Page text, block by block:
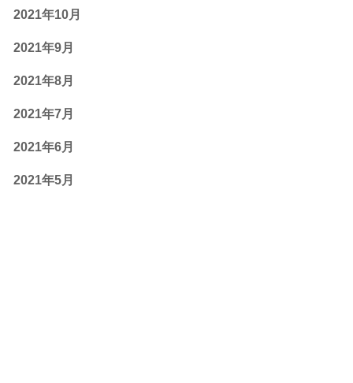
2021年10月
2021年9月
2021年8月
2021年7月
2021年6月
2021年5月